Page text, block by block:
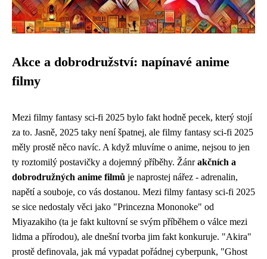
Akce a dobrodružství: napínavé anime
filmy
Mezi filmy fantasy sci-fi 2025 bylo fakt hodně pecek, který stojí
za to. Jasně, 2025 taky není špatnej, ale filmy fantasy sci-fi 2025
měly prostě něco navíc. A když mluvíme o anime, nejsou to jen
ty roztomilý postavičky a dojemný příběhy. Žánrakčních a
dobrodružných anime filmů je naprostej nářez - adrenalin,
napětí a souboje, co vás dostanou. Mezi filmy fantasy sci-fi 2025
se sice nedostaly věci jako "Princezna Mononoke" od
Miyazakiho (ta je fakt kultovní se svým příběhem o válce mezi
lidma a přírodou), ale dnešní tvorba jim fakt konkuruje. "Akira"
prostě definovala, jak má vypadat pořádnej cyberpunk, "Ghost